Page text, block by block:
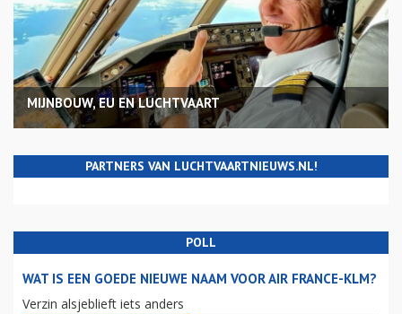
MIJNBOUW, EU EN LUCHTVAART
PARTNERS VAN LUCHTVAARTNIEUWS.NL!
POLL
WAT IS EEN GOEDE NIEUWE NAAM VOOR AIR FRANCE-KLM?
Verzin alsjeblieft iets anders